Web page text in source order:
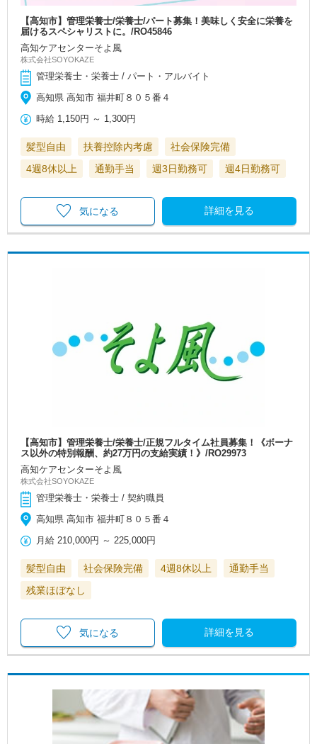
【高知市】管理栄養士/栄養士/パート募集！美味しく安全に栄養を
届けるスペシャリストに。/RO45846
高知ケアセンターそよ風
株式会社SOYOKAZE
管理栄養士・栄養士 / パート・アルバイト
高知県 高知市 福井町８０５番４
時給 1,150円 ～ 1,300円
髪型自由 扶養控除内考慮
社会保険完備
4週8休以上
通勤手当 週3日勤務可 週4日勤務可
詳細を見る
気になる
【高知市】管理栄養士/栄養士/正規フルタイム社員募集！《ボーナ
ス以外の特別報酬、約27万円の支給実績！》/RO29973
高知ケアセンターそよ風
株式会社SOYOKAZE
管理栄養士・栄養士 / 契約職員
高知県 高知市 福井町８０５番４
月給 210,000円 ～ 225,000円
髪型自由 社会保険完備 4週8休以上
通勤手当
残業ほぼなし
詳細を見る
気になる